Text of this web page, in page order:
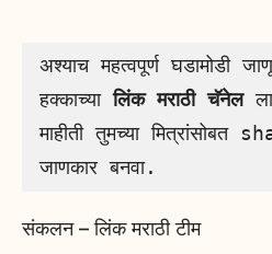
अश्याच महत्वपूर्ण घडामोडी
हक्काच्या लिंक मराठी चॅनेल
माहीती तुमच्या मित्रांसोबत
जाणकार बनवा.
संकलन – लिंक मराठी टीम